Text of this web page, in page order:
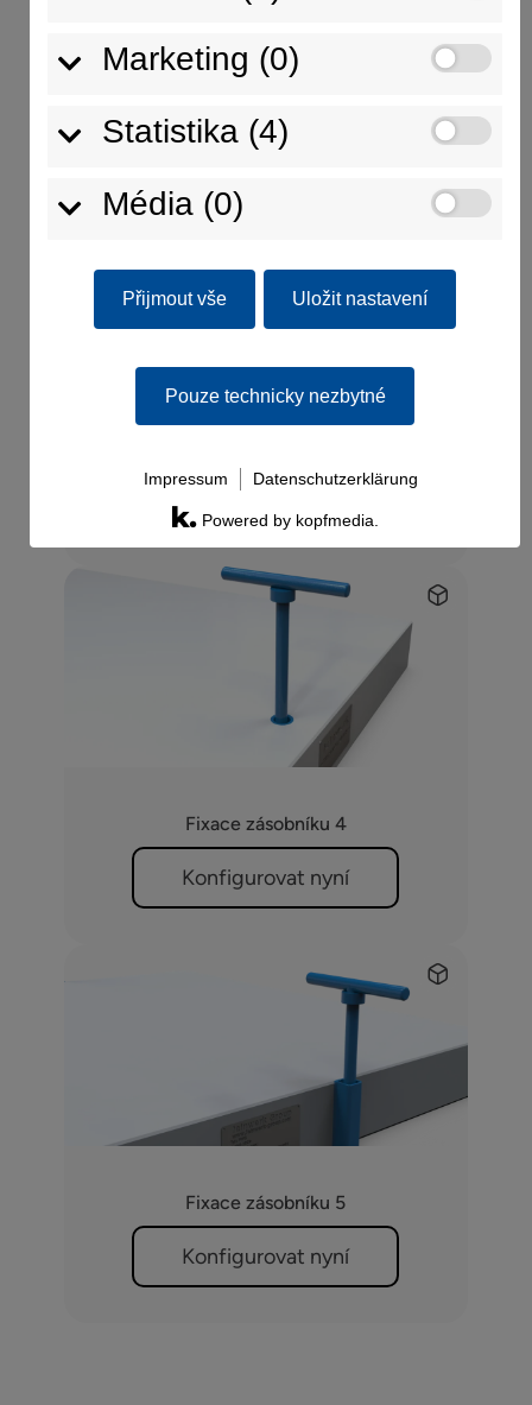
Marketing (0)
Statistika (4)
Média (0)
Přijmout vše Uložit nastavení
Pouze technicky nezbytné
Powered by kopfmedia.
Impressum Datenschutzerklärung
Fixace zásobníku 2
Konfigurovat nyní
Konfigurovat nyní
Fixace zásobníku 4
Konfigurovat nyní
Fixace zásobníku 5
Konfigurovat nyní